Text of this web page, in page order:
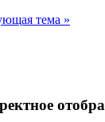
тема »